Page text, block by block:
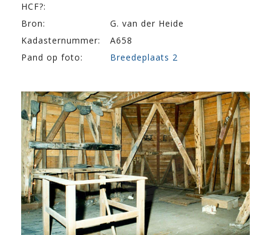
HCF?:
Bron:
G. van der Heide
Kadasternummer:
A658
Pand op foto:
Breedeplaats 2